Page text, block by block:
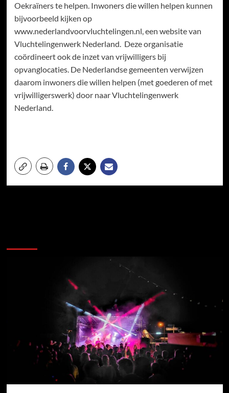
Oekraïners te helpen. Inwoners die willen helpen kunnen
bijvoorbeeld kijken op
www.nederlandvoorvluchtelingen.nl, een website van
Vluchtelingenwerk Nederland. Deze organisatie
coördineert ook de inzet van vrijwilligers bij
opvanglocaties. De Nederlandse gemeenten verwijzen
daarom inwoners die willen helpen (met goederen of met
vrijwilligerswerk) door naar Vluchtelingenwerk
Nederland.